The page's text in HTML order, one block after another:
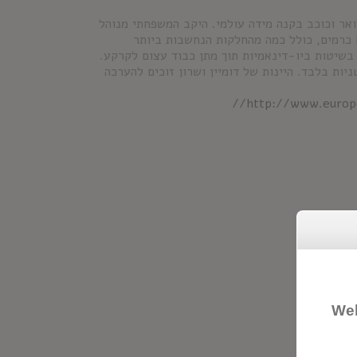
וכוכב בקנה מידה עולמי. היקב המשפחתי מנוהל
הדודים ז'אן-לורן וז'אן-דומיניק ושרון שמטפחים 450 דונם כרמים, כולל כמה מהחלקות הנחשבות ביותר
בשיטות ביו-דינאמיות תוך מתן כבוד עצום לקרקע.
בלבד. היינות של דומיין ושרון זוכים להערכה
http://